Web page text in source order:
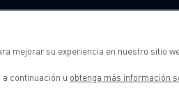
del vehículo
mejorar su experiencia en nuestro sitio
continuación u obtenga más información